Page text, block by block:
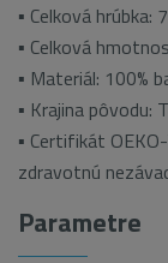
▪ Celková hrúbka:
▪ Celková
▪ Materiál: 100%
▪ Krajina pôvodu:
▪ Certifikát
zdravotnú
Parametre